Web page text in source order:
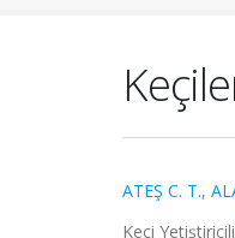
ATEŞ C. T.,
Keçi